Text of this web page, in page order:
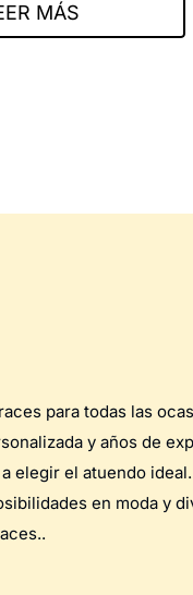
MÁS
para todas las
y años de
elegir el atuendo
en moda y